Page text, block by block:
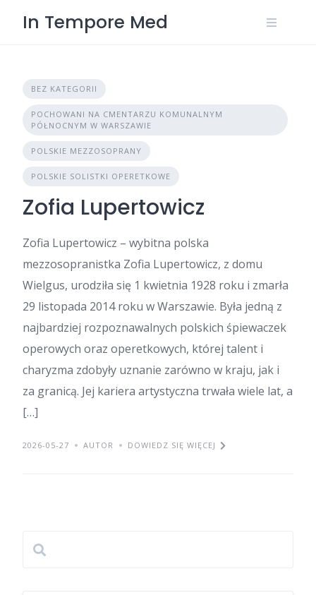
In Tempore Med
BEZ KATEGORII
POCHOWANI NA CMENTARZU KOMUNALNYM
PÓŁNOCNYM W WARSZAWIE
POLSKIE MEZZOSOPRANY
POLSKIE SOLISTKI OPERETKOWE
Zofia Lupertowicz
Zofia Lupertowicz – wybitna polska
mezzosopranistka Zofia Lupertowicz, z domu
Wielgus, urodziła się 1 kwietnia 1928 roku i zmarła
29 listopada 2014 roku w Warszawie. Była jedną z
najbardziej rozpoznawalnych polskich śpiewaczek
operowych oraz operetkowych, której talent i
charyzma zdobyły uznanie zarówno w kraju, jak i
za granicą. Jej kariera artystyczna trwała wiele lat, a
[…]
2026-05-27 AUTOR DOWIEDZ SIĘ WIĘCEJ